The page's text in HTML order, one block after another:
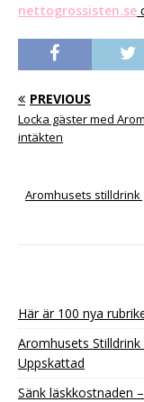
nettogrossisten.se
PREVIOUS
Locka gäster med
intäkten
Aromhusets
Här är 100 nya
Aromhusets
Uppskattad
Sänk läskkostnaden